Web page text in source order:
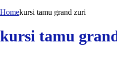
Homekursi tamu grand zuri
kursi tamu